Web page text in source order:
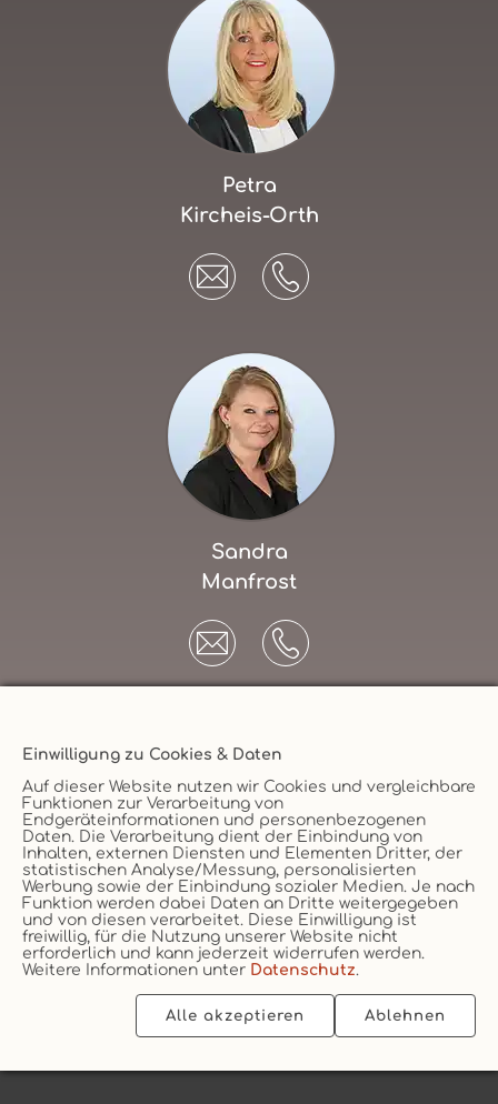
Einwilligung zu Cookies & Daten
Auf dieser Website nutzen wir Cookies und vergleichbare
Funktionen zur Verarbeitung von
Endgeräteinformationen und personenbezogenen
Daten. Die Verarbeitung dient der Einbindung von
Inhalten, externen Diensten und Elementen Dritter, der
statistischen Analyse/Messung, personalisierten
Werbung sowie der Einbindung sozialer Medien. Je nach
Funktion werden dabei Daten an Dritte weitergegeben
und von diesen verarbeitet. Diese Einwilligung ist
freiwillig, für die Nutzung unserer Website nicht
erforderlich und kann jederzeit widerrufen werden.
Weitere Informationen unter Datenschutz.
Alle akzeptieren Ablehnen
Petra
Kircheis-Orth
Sandra
Manfrost
Versicherungsmakler
Vertrag widerruf
Unternehmen
AGB
Datenschutz
Impressum
Erstinformation
Cookie
2026 © vs vergleichen-und-sparen GmbH